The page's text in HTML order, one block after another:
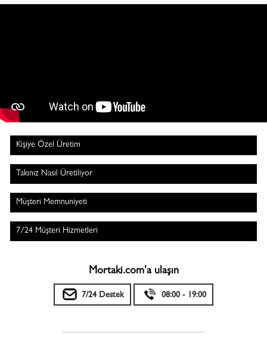
Kişiye Özel Üretim
Takınız Nasıl Üretiliyor
Müşteri Memnuniyeti
7/24 Müşteri Hizmetleri
Mortaki.com'a ulaşın
7/24 Destek 08:00 - 19:00